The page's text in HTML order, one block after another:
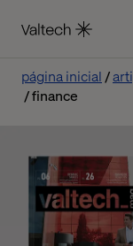
página inicial
finance